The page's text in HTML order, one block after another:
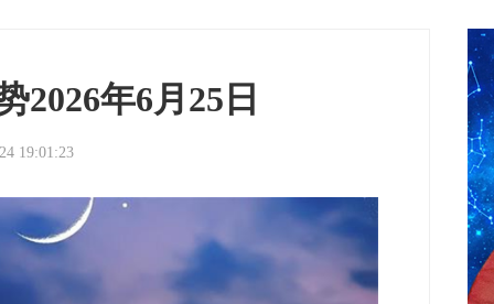
（
2026年6月25日
19:01:23